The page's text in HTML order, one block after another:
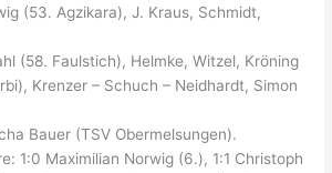
(53. Agzikara), J. Kraus, Schmidt,
(58. Faulstich), Helmke, Witzel, Kröning
Krenzer – Schuch – Neidhardt, Simon
Bauer (TSV Obermelsungen).
1:0 Maximilian Norwig (6.), 1:1 Christoph